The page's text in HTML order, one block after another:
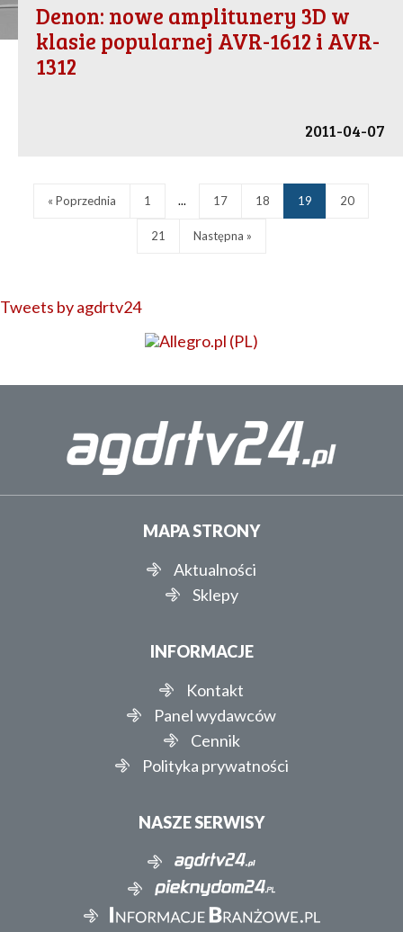
Denon: nowe amplitunery 3D w
klasie popularnej AVR-1612 i AVR-
1312
2011-04-07
« Poprzednia 1 ... 17 18 19 20
21 Następna »
Tweets by agdrtv24
MAPA STRONY
Aktualności
Sklepy
INFORMACJE
Kontakt
Panel wydawców
Cennik
Polityka prywatności
NASZE SERWISY